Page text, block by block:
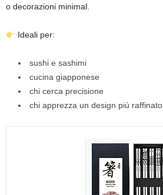
o decorazioni minimal.
Ideali per:
sushi e sashimi
cucina giapponese
chi cerca precisione
chi apprezza un design più raffinato